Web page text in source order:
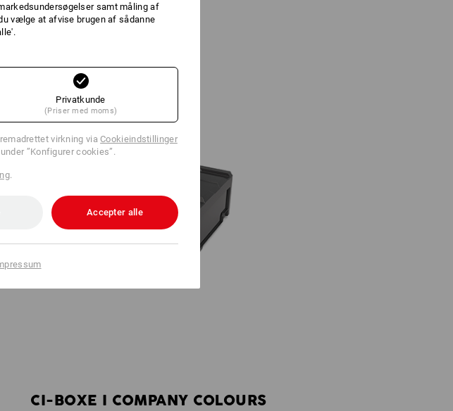
CI-BOXE I COMPANY COLOURS
samt måling af
vælge at afvise brugen af sådanne
Privatkunde
(Priser med moms)
virkning viaCookieindstillinger
”Konfigurer cookies”.
.
Accepter alle